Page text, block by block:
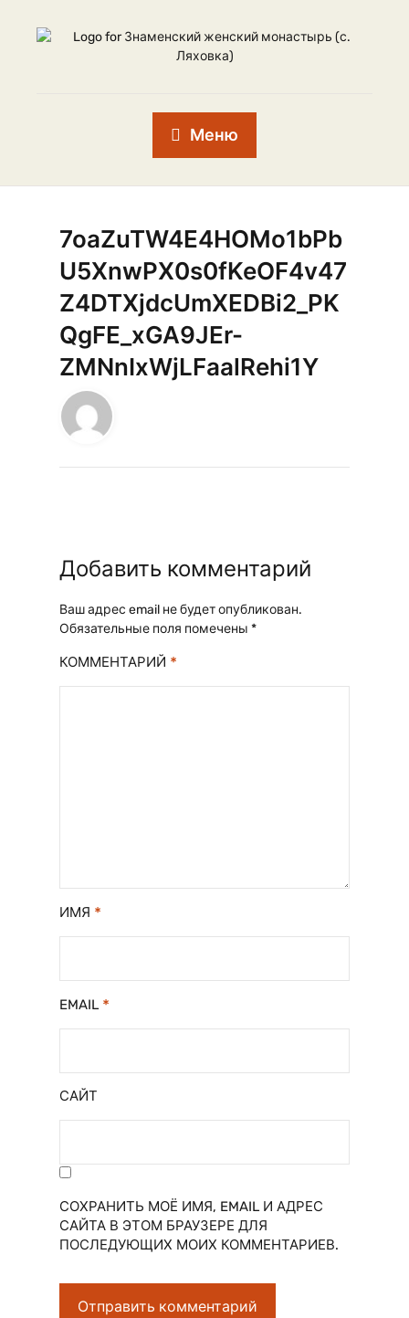
Меню
7oaZuTW4E4HOMo1bPb
U5XnwPX0s0fKeOF4v47
Z4DTXjdcUmXEDBi2_PK
QgFE_xGA9JEr-
ZMNnIxWjLFaalRehi1Y
Добавить комментарий
Ваш адрес email не будет опубликован.
Обязательные поля помечены *
КОММЕНТАРИЙ *
ИМЯ *
EMAIL *
САЙТ
СОХРАНИТЬ МОЁ ИМЯ, EMAIL И АДРЕС
САЙТА В ЭТОМ БРАУЗЕРЕ ДЛЯ
ПОСЛЕДУЮЩИХ МОИХ КОММЕНТАРИЕВ.